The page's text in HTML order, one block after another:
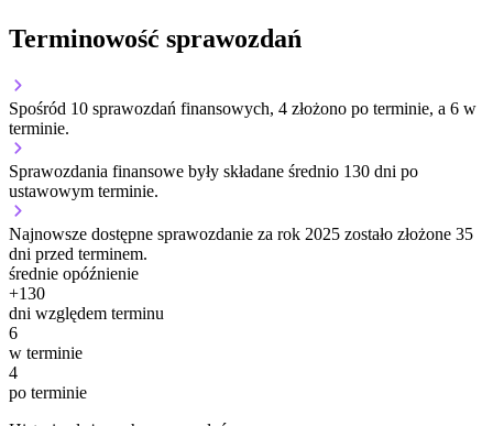
Terminowość sprawozdań
Spośród 10 sprawozdań finansowych, 4 złożono po terminie, a 6 w
terminie.
Sprawozdania finansowe były składane średnio 130 dni po
ustawowym terminie.
Najnowsze dostępne sprawozdanie za rok 2025 zostało złożone 35
dni przed terminem.
średnie opóźnienie
+130
dni względem terminu
6
w terminie
4
po terminie